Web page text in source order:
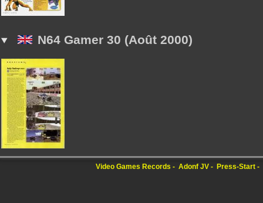
N64 Gamer 30 (Août 2000)
Video Games Records Adonf JV Press-Start